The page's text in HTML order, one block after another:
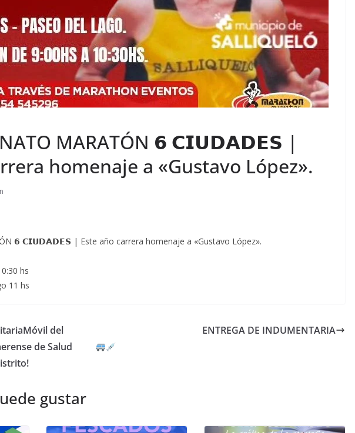
MARATÓN 𝟲 𝗖𝗜𝗨𝗗𝗔𝗗𝗘𝗦 |
homenaje a «Gustavo López».
𝟲 𝗖𝗜𝗨𝗗𝗔𝗗𝗘𝗦 | Este año carrera homenaje a «Gustavo López».
hs
11 hs
del
de Salud
ENTREGA DE INDUMENTARIA
gustar